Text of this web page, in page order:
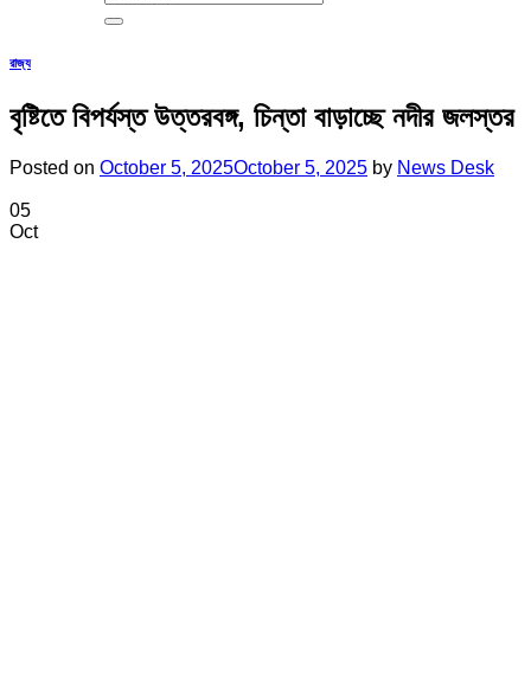
রাজ্য
বৃষ্টিতে বিপর্যস্ত উত্তরবঙ্গ, চিন্তা বাড়াচ্ছে নদীর জলস্তর
Posted on October 5, 2025October 5, 2025 by News Desk
05
Oct